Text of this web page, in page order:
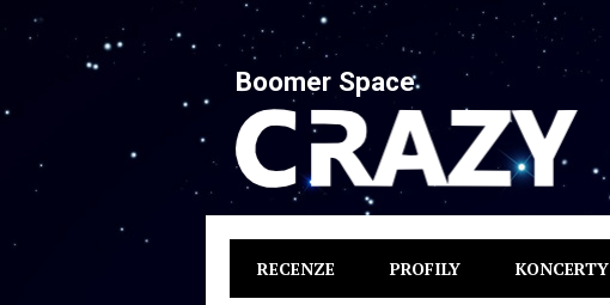
Boomer Space
RECENZE PROFILY KONCERTY